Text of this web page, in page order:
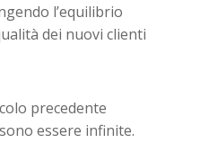
l’equilibrio
dei nuovi clienti
precedente
essere infinite.